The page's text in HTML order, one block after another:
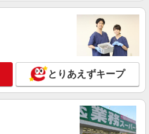
とりあえずキープ